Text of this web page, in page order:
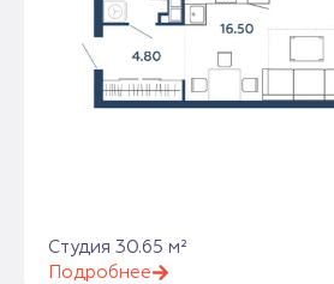
Студия 30.65 м²
Подробнее